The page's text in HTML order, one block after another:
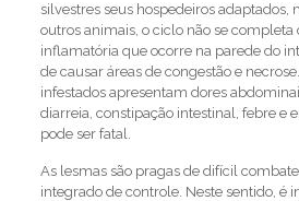
silvestres seus hospedeiros adaptados,
outros animais, o ciclo não se completa
inflamatória que ocorre na parede do
de causar áreas de congestão e
infestados apresentam dores
diarreia, constipação intestinal, febre e
pode ser fatal.
As lesmas são pragas de difícil
integrado de controle. Neste sentido, é